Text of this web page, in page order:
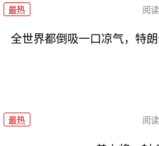
最热 阅读
全世界都倒吸一口凉气，特朗
最热 阅读